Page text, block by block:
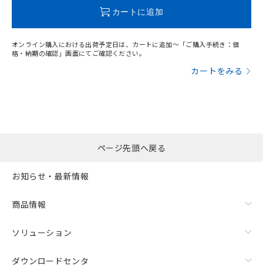
カートに追加
オンライン購入における出荷予定日は、カートに追加～「ご購入手続き：価
格・納期の確認」画面にてご確認ください。
カートをみる
ページ先頭へ戻る
お知らせ・最新情報
商品情報
ソリューション
ダウンロードセンタ